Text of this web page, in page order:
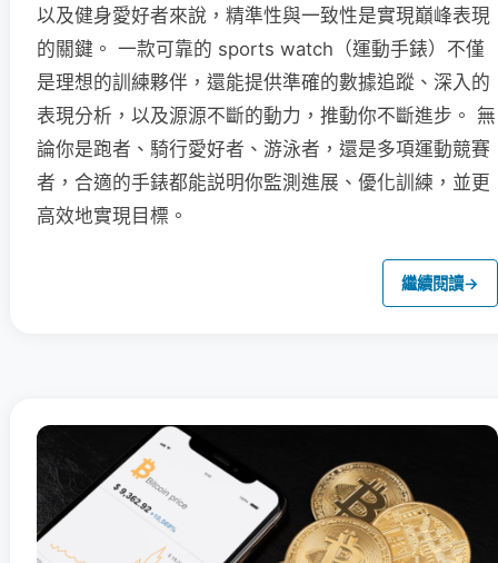
以及健身愛好者來說，精準性與一致性是實現巔峰表現
的關鍵。 一款可靠的 sports watch（運動手錶）不僅
是理想的訓練夥伴，還能提供準確的數據追蹤、深入的
表現分析，以及源源不斷的動力，推動你不斷進步。 無
論你是跑者、騎行愛好者、游泳者，還是多項運動競賽
者，合適的手錶都能説明你監測進展、優化訓練，並更
高效地實現目標。
繼續閱讀→